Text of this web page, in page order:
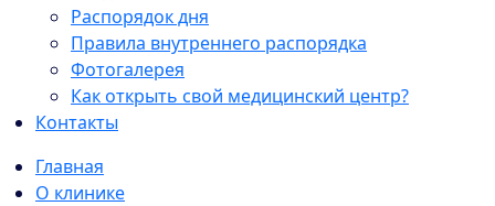
Распорядок дня
Правила внутреннего распорядка
Фотогалерея
Как открыть свой медицинский центр?
Контакты
Главная
О клинике